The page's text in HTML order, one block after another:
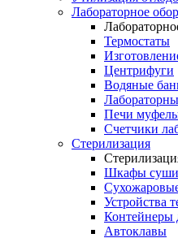
Лабораторное
Термостаты
Центрифуги
Водяные
Печи
Счетчики
Стерилизация
Шкафы
Устройства
Контейнеры
Автоклавы